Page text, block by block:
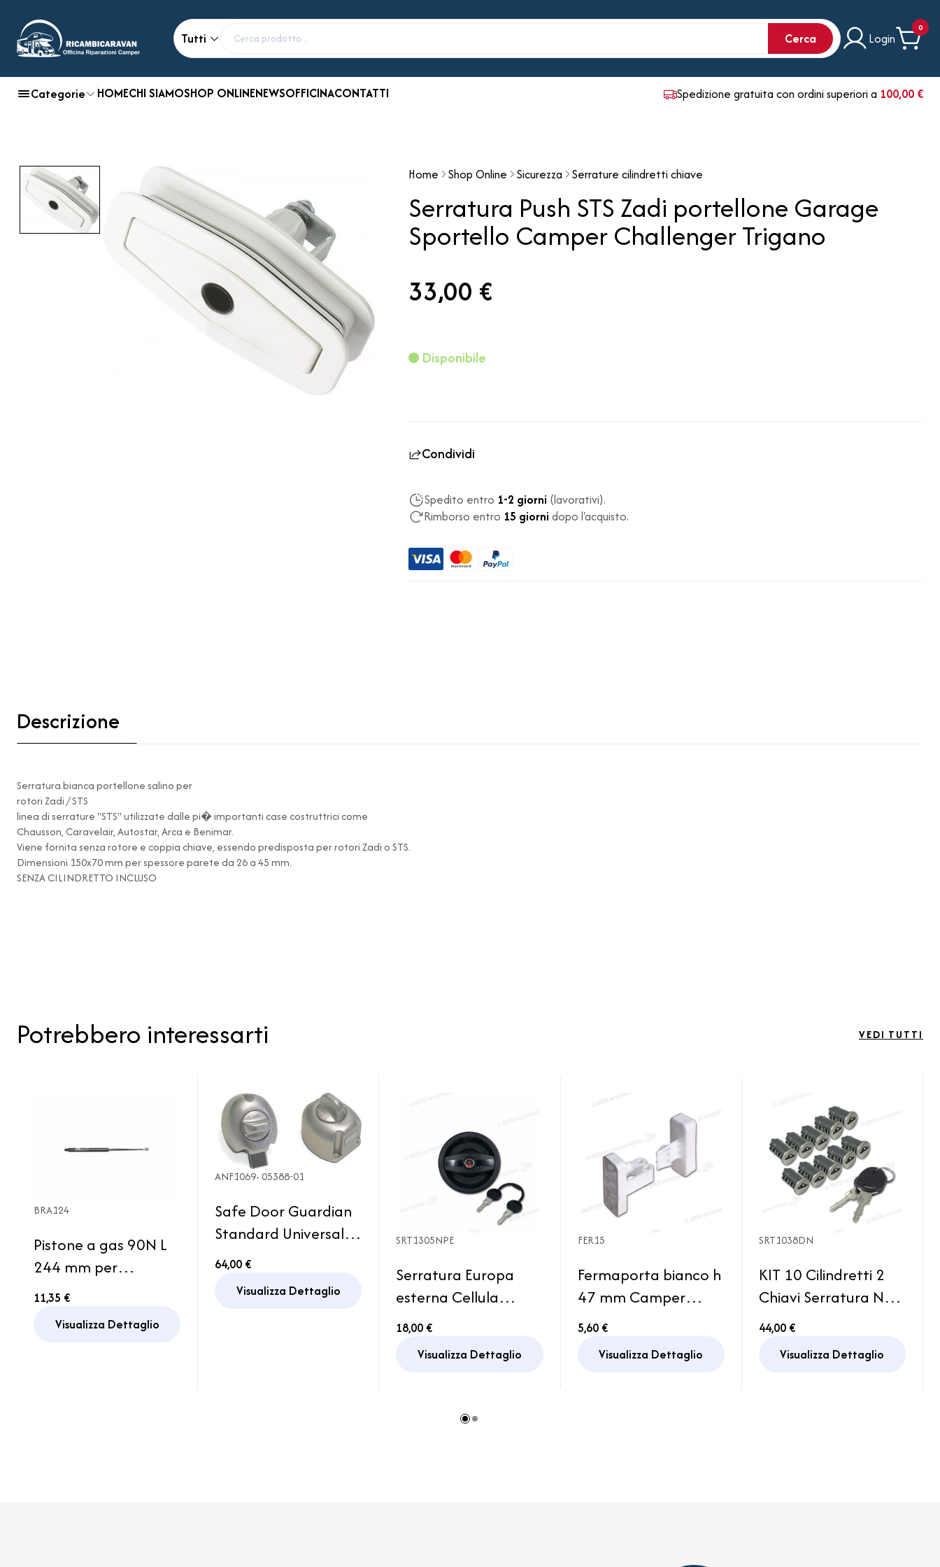
Tutti Cerca Login
0
Categorie HOMECHI SIAMOSHOP ONLINENEWSOFFICINACONTATTI Spedizione gratuita con ordini superiori a 100,00 €
Home Shop Online Sicurezza Serrature cilindretti chiave
Serratura Push STS Zadi portellone Garage
Sportello Camper Challenger Trigano
33,00 €
Disponibile
Condividi
Spedito entro 1-2 giorni (lavorativi).
Rimborso entro 15 giorni dopo l'acquisto.
Descrizione
Serratura bianca portellone salino per
rotori Zadi / STS
linea di serrature "STS" utilizzate dalle pi� importanti case costruttrici come
Chausson, Caravelair, Autostar, Arca e Benimar.
Viene fornita senza rotore e coppia chiave, essendo predisposta per rotori Zadi o STS.
Dimensioni 150x70 mm per spessore parete da 26 a 45 mm.
SENZA CILINDRETTO INCLUSO
Potrebbero interessarti VEDI TUTTI
BRA124
Pistone a gas 90N L
244 mm per
Sportello Gavone
Camper
11,35 €
Visualizza Dettaglio
ANF1069- 05388-01
Safe Door Guardian
Standard Universale
Fiamma Chiusura
Porta
64,00 €
Visualizza Dettaglio
SRT1305NPE
Serratura Europa
esterna Cellula
Cilindro e coppia
Camper
18,00 €
Visualizza Dettaglio
FER15
Fermaporta bianco h
47 mm Camper
Caravan
5,60 €
Visualizza Dettaglio
SRT1038DN
KIT 10 Cilindretti 2
Chiavi Serratura New
System Porta
44,00 €
Visualizza Dettaglio